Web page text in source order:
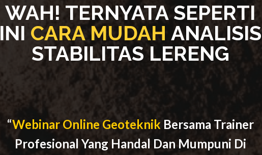
WAH! TERNYATA SEPERTI
INI CARA MUDAH ANALISIS
STABILITAS LERENG
“Webinar Online Geoteknik Bersama Trainer
Profesional Yang Handal Dan Mumpuni Di